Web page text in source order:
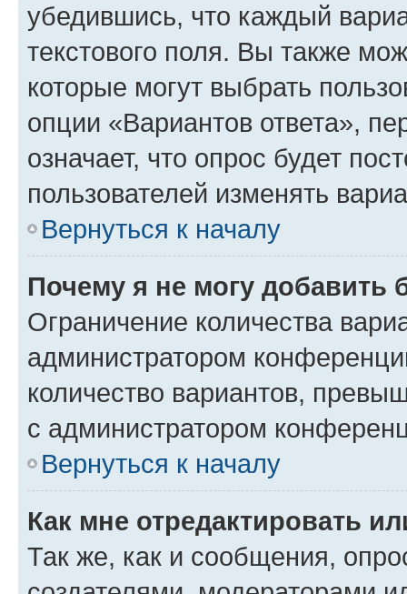
убедившись, что каждый
текстового поля. Вы также
которые могут выбрать
опции «Вариантов ответа»,
означает, что опрос будет
пользователей изменять
Вернуться к началу
Почему я не могу добавить
Ограничение количества
администратором
количество вариантов,
с администратором
Вернуться к началу
Как мне отредактировать
Так же, как и сообщения,